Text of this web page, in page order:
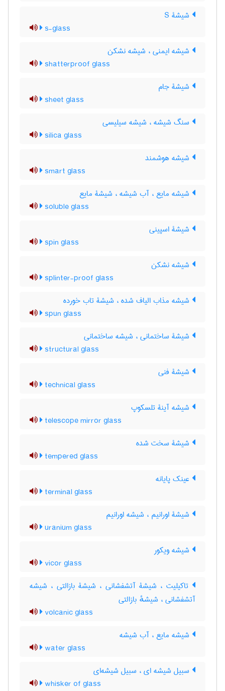
شیشۀ S
s-glass
شیشه ایمنی ، شیشه نشکن
shatterproof glass
شیشۀ جام
sheet glass
سنگ شیشه ، شیشه سیلیسی
silica glass
شیشه هوشمند
smart glass
شیشه مایع ، آب شیشه ، شیشۀ مایع
soluble glass
شیشۀ اسپینی
spin glass
شیشه نشکن
splinter-proof glass
شیشه مذاب الیاف شده ، شیشۀ تاب خورده
spun glass
شیشۀ ساختمانی ، شیشه ساختمانی
structural glass
شیشۀ فنی
technical glass
شیشه آینۀ تلسکوپ
telescope mirror glass
شیشۀ سخت شده
tempered glass
عینک پایانه
terminal glass
شیشۀ اورانیم ، شیشه اورانیم
uranium glass
شیشه ویکور
vicor glass
تاکیلیت ، شیشۀ آتشفشانی ، شیشۀ بازالتی ، شیشه
آتشفشانی ، شیشهٔ بازالتی
volcanic glass
شیشه مایع ، آب شیشه
water glass
سبیل شیشه ای ، سبیل شیشه‌ای
whisker of glass